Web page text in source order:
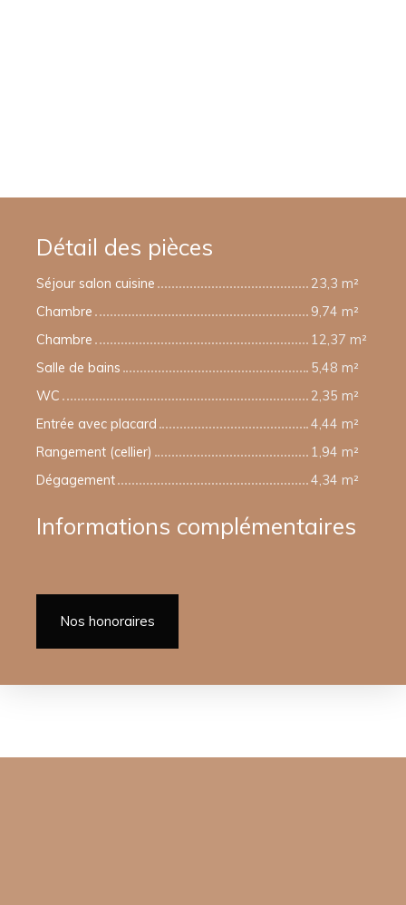
Détail des pièces
Séjour salon cuisine
23,3 m²
Chambre
9,74 m²
Chambre
12,37 m²
Salle de bains
5,48 m²
WC
2,35 m²
Entrée avec placard
4,44 m²
Rangement (cellier)
1,94 m²
Dégagement
4,34 m²
Informations complémentaires
Nos honoraires